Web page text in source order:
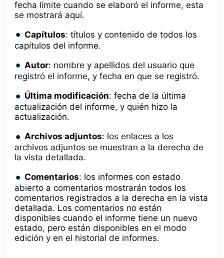
fecha límite cuando se elaboró el informe, esta
se mostrará aquí.
Capítulos: títulos y contenido de todos los
capítulos del informe.
Autor: nombre y apellidos del usuario que
registró el informe, y fecha en que se registró.
Última modificación: fecha de la última
actualización del informe, y quién hizo la
actualización.
Archivos adjuntos: los enlaces a los
archivos adjuntos se muestran a la derecha de
la vista detallada.
Comentarios: los informes con estado
abierto a comentarios mostrarán todos los
comentarios registrados a la derecha en la vista
detallada. Los comentarios no están
disponibles cuando el informe tiene un nuevo
estado, pero están disponibles en el modo
edición y en el historial de informes.